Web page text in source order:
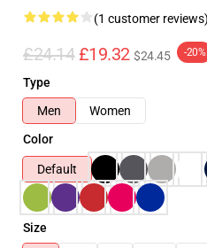
(1 customer reviews)
£24.14 £19.32 $24.45 -20%
Type
Men
Women
Color
Default
Size